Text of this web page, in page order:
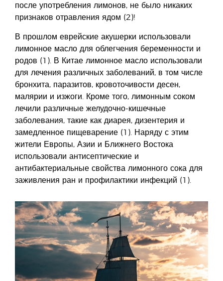
после употребления лимонов, не было никаких
признаков отравления ядом (2)!
В прошлом еврейские акушерки использовали
лимонное масло для облегчения беременности и
родов (1). В Китае лимонное масло использовали
для лечения различных заболеваний, в том числе
бронхита, паразитов, кровоточивости десен,
малярии и изжоги. Кроме того, лимонным соком
лечили различные желудочно-кишечные
заболевания, такие как диарея, дизентерия и
замедленное пищеварение (1). Наряду с этим
жители Европы, Азии и Ближнего Востока
использовали антисептические и
антибактериальные свойства лимонного сока для
заживления ран и профилактики инфекций (1).